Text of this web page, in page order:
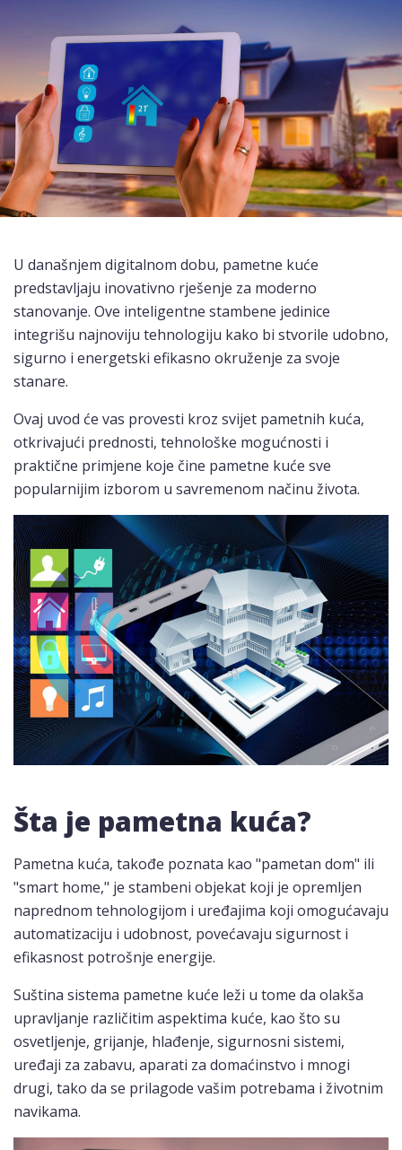
U današnjem digitalnom dobu, pametne kuće
predstavljaju inovativno rješenje za moderno
stanovanje. Ove inteligentne stambene jedinice
integrišu najnoviju tehnologiju kako bi stvorile udobno,
sigurno i energetski efikasno okruženje za svoje
stanare.
Ovaj uvod će vas provesti kroz svijet pametnih kuća,
otkrivajući prednosti, tehnološke mogućnosti i
praktične primjene koje čine pametne kuće sve
popularnijim izborom u savremenom načinu života.
Šta je pametna kuća?
Pametna kuća, takođe poznata kao "pametan dom" ili
"smart home," je stambeni objekat koji je opremljen
naprednom tehnologijom i uređajima koji omogućavaju
automatizaciju i udobnost, povećavaju sigurnost i
efikasnost potrošnje energije.
Suština sistema pametne kuće leži u tome da olakša
upravljanje različitim aspektima kuće, kao što su
osvetljenje, grijanje, hlađenje, sigurnosni sistemi,
uređaji za zabavu, aparati za domaćinstvo i mnogi
drugi, tako da se prilagode vašim potrebama i životnim
navikama.